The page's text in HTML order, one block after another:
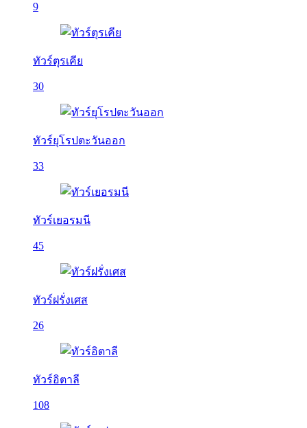
9
ทัวร์ตุรเคีย
30
ทัวร์ยุโรปตะวันออก
33
ทัวร์เยอรมนี
45
ทัวร์ฝรั่งเศส
26
ทัวร์อิตาลี
108